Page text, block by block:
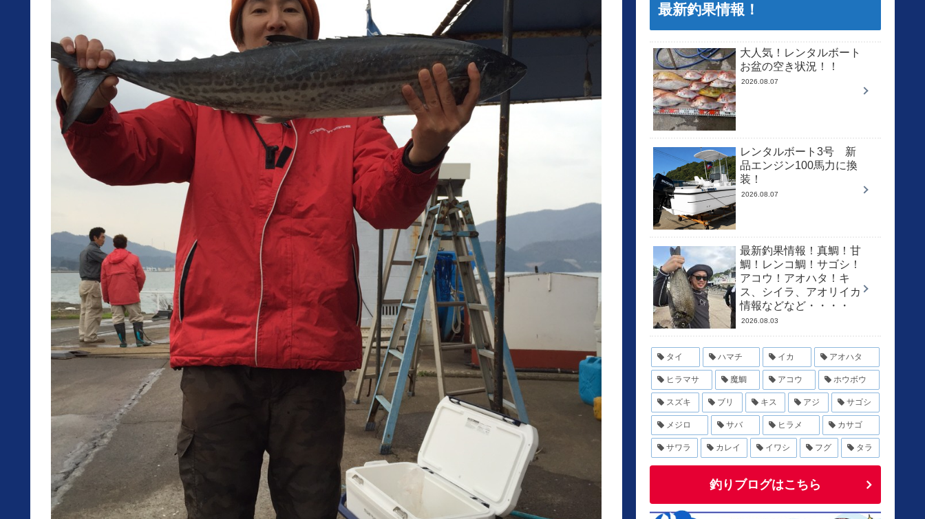
最新釣果情報！
大人気！レンタルボート
お盆の空き状況！！
2026.08.07
レンタルボート3号 新
品エンジン100馬力に換
装！
2026.08.07
最新釣果情報！真鯛！甘
鯛！レンコ鯛！サゴシ！
アコウ！アオハタ！キ
ス、シイラ、アオリイカ
情報などなど・・・・
2026.08.03
タイ ハマチ イカ アオハタ
ヒラマサ 魔鯛 アコウ ホウボウ
スズキ ブリ キス アジ サゴシ
メジロ サバ ヒラメ カサゴ
サワラ カレイ イワシ フグ タラ
釣りブログはこちら